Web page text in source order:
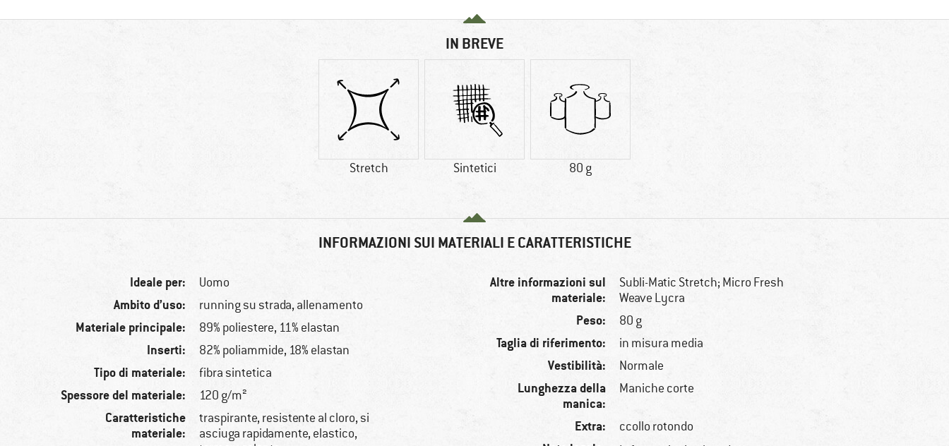
IN BREVE
Stretch Sintetici 80 g
INFORMAZIONI SUI MATERIALI E CARATTERISTICHE
Ideale per: Uomo
Ambito d’uso: running su strada, allenamento
Materiale principale: 89% poliestere, 11% elastan
Inserti: 82% poliammide, 18% elastan
Tipo di materiale: fibra sintetica
Spessore del materiale: 120 g/m²
Caratteristiche
materiale:
traspirante, resistente al cloro, si
asciuga rapidamente, elastico,
Altre informazioni sul
materiale:
Subli-Matic Stretch; Micro Fresh
Weave Lycra
Peso: 80 g
Taglia di riferimento: in misura media
Vestibilità: Normale
Lunghezza della
manica:
Maniche corte
Extra: ccollo rotondo